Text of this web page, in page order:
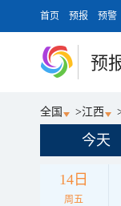
首页 预报 预警
预
全国 >江西
今天
14日
周五